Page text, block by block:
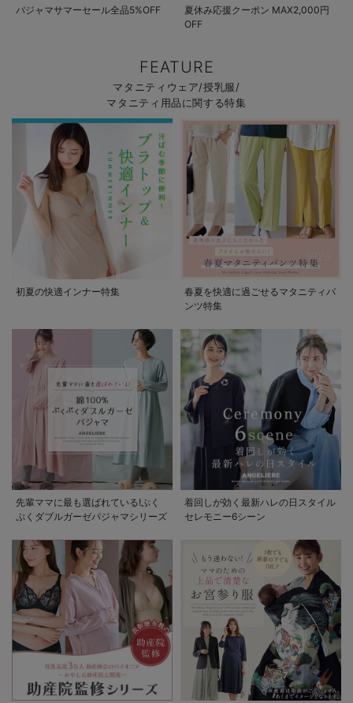
パジャマサマーセール全品5%OFF
夏休み応援クーポン MAX2,000円
OFF
FEATURE
マタニティウェア/授乳服/
マタニティ用品に関する特集
初夏の快適インナー特集
春夏を快適に過ごせるマタニティパ
ンツ特集
先輩ママに最も選ばれている!ぷく
ぷくダブルガーゼパジャマシリーズ
着回しが効く最新ハレの日スタイル
セレモニー6シーン